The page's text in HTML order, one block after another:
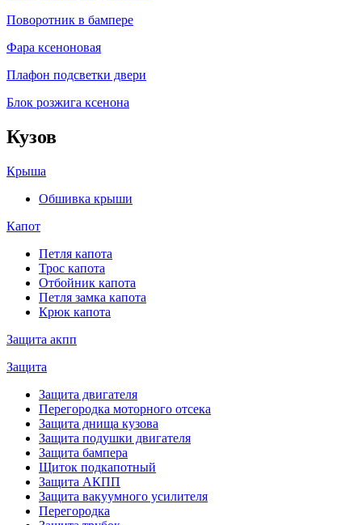
Поворотник в бампере
Фара ксеноновая
Плафон подсветки двери
Блок розжига ксенона
Кузов
Крыша
Обшивка крыши
Капот
Петля капота
Трос капота
Отбойник капота
Петля замка капота
Крюк капота
Защита акпп
Защита
Защита двигателя
Перегородка моторного отсека
Защита днища кузова
Защита подушки двигателя
Защита бампера
Щиток подкапотный
Защита АКПП
Защита вакуумного усилителя
Перегородка